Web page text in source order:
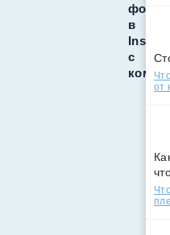
фото
в
с
от